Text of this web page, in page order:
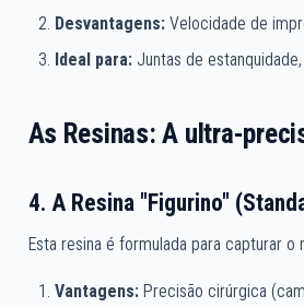
Desvantagens:Velocidade de
Ideal para:Juntas de
As Resinas: A ultra-
4. A Resina "Figurino"
Esta resina é formulada para capturar
Vantagens:Precisão cirúrgica